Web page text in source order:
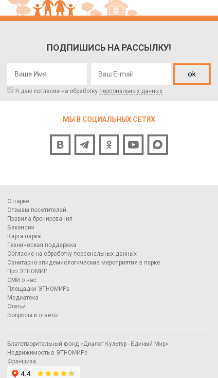
ПОДПИШИСЬ НА РАССЫЛКУ!
ok
Я даю согласие на обработку персональных данных
МЫ В СОЦИАЛЬНЫХ СЕТЯХ
О парке
Отзывы посетителей
Правила бронирования
Вакансии
Карта парка
Техническая поддержка
Согласие на обработку персональных данных
Санитарно-эпидемиологические мероприятия в парке
Про ЭТНОМИР
СМИ о нас
Площадки ЭТНОМИРа
Медиатека
Статьи
Вопросы и ответы
Благотворительный фонд «Диалог Культур - Единый Мир»
Недвижимость в ЭТНОМИРе
Франшиза